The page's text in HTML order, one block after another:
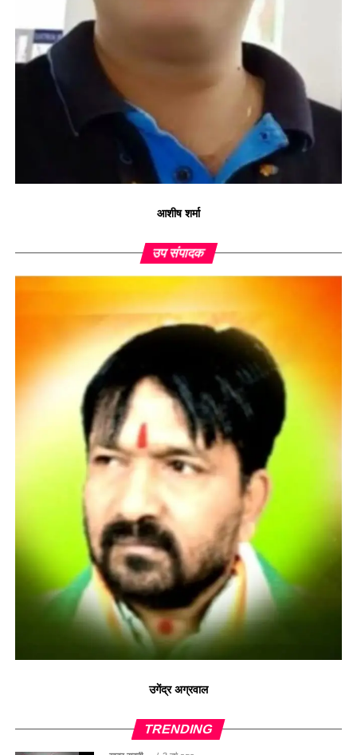
आशीष शर्मा
उप संपादक
उगेंद्र अग्रवाल
TRENDING